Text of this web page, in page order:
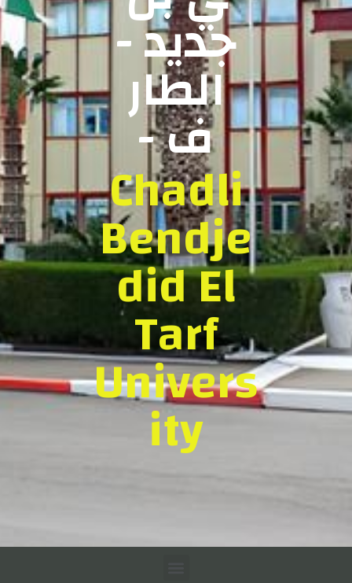
جديد -
الطار
ف -
Chadli
Bendje
did El
Tarf
Univers
ity